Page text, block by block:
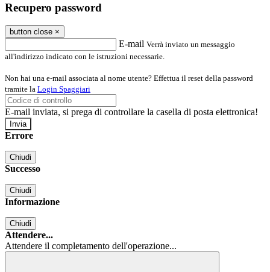
Recupero password
button close ×
E-mail Verrà inviato un messaggio
all'indirizzo indicato con le istruzioni necessarie.
Non hai una e-mail associata al nome utente? Effettua il reset della password
tramite la Login Spaggiari
E-mail inviata, si prega di controllare la casella di posta elettronica!
Errore
Chiudi
Successo
Chiudi
Informazione
Chiudi
Attendere...
Attendere il completamento dell'operazione...